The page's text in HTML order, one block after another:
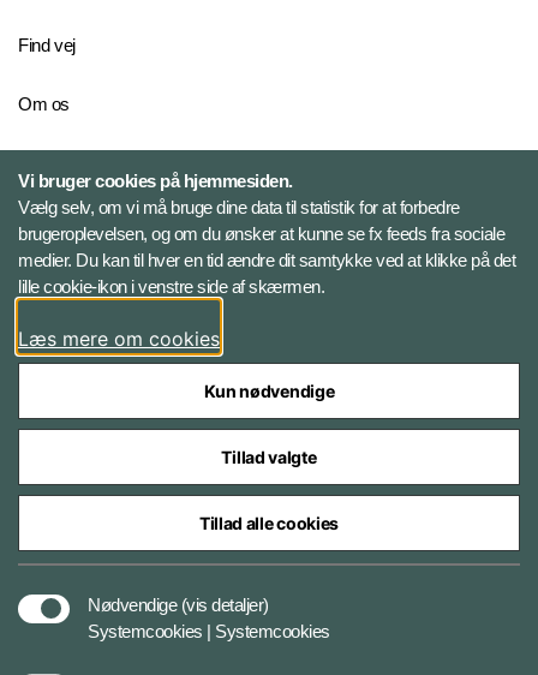
Find vej
Om os
Følg Veterancentret
Facebook
Styrelser og myndigheder under Forsvarsministeriet
Vi bruger cookies på hjemmesiden.
Vælg selv, om vi må bruge dine data til statistik for at forbedre
brugeroplevelsen, og om du ønsker at kunne se fx feeds fra sociale
medier. Du kan til hver en tid ændre dit samtykke ved at klikke på det
lille cookie-ikon i venstre side af skærmen.
Læs mere om cookies
Kun nødvendige
Tillad valgte
Tillad alle cookies
Nødvendige (vis detaljer)
Systemcookies | Systemcookies